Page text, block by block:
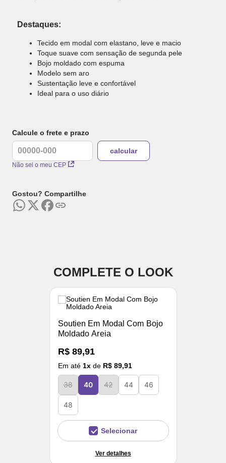
Destaques:
Tecido em modal com elastano, leve e macio
Toque suave com sensação de segunda pele
Bojo moldado com espuma
Modelo sem aro
Sustentação leve e confortável
Ideal para o uso diário
Calcule o frete e prazo
Não sei o meu CEP
Gostou? Compartilhe
COMPLETE O LOOK
Soutien Em Modal Com Bojo
Moldado Areia
R$ 89,91
Em até 1x de R$ 89,91
38 40 42 44 46
48
Selecionar
Ver detalhes